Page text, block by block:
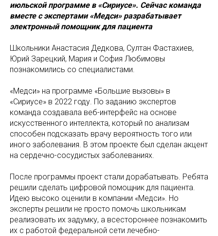
июльской программе в «Сириусе». Сейчас команда
вместе с экспертами «Медси» разрабатывает
электронный помощник для пациента
Школьники Анастасия Дедкова, Султан Фастахиев,
Юрий Зарецкий, Мария и София Любимовы
познакомились со специалистами.
«Медси» на программе «Большие вызовы» в
«Сириусе» в 2022 году. По заданию экспертов
команда создавала веб-интерфейс на основе
искусственного интеллекта, который по анализам
способен подсказать врачу вероятность того или
иного заболевания. В этом проекте был сделан акцент
на сердечно-сосудистых заболеваниях.
После программы проект стали дорабатывать. Ребята
решили сделать цифровой помощник для пациента.
Идею высоко оценили в компании «Медси». Но
эксперты решили не просто помочь школьникам
реализовать их задумку, а всестороннее познакомить
их с работой федеральной сети лечебно-